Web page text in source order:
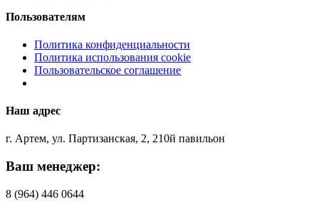
Пользователям
Политика конфиденциальности
Политика использования cookie
Пользовательское соглашение
Наш адрес
г. Артем, ул. Партизанская, 2, 210й павильон
Ваш менеджер:
8 (964) 446 0644